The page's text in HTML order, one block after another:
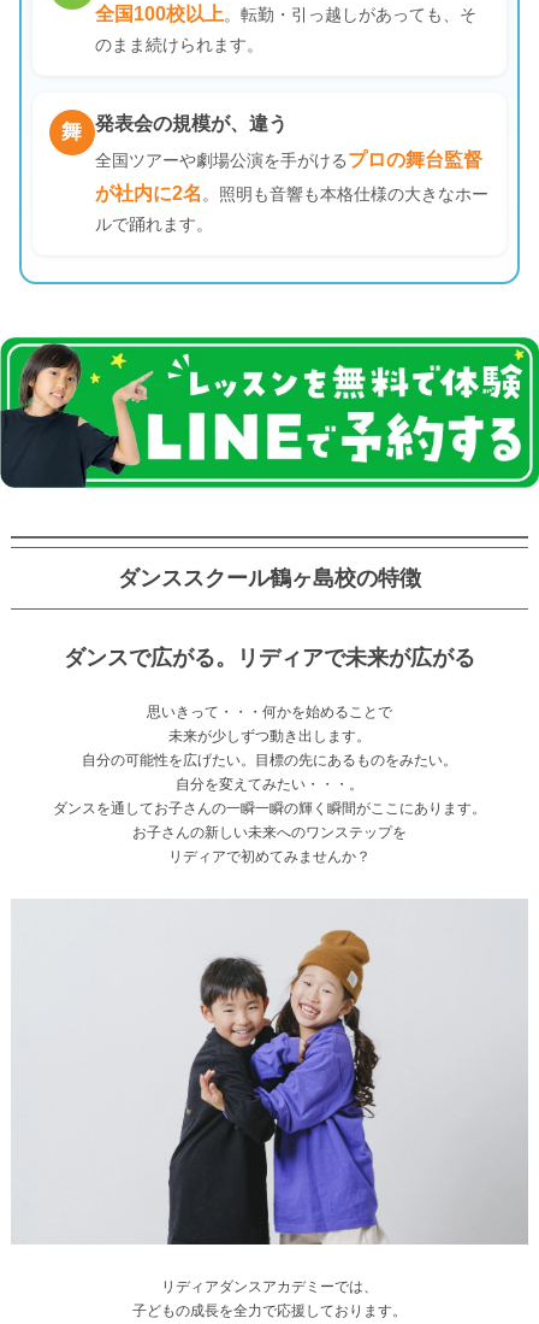
全国100校以上。転勤・引っ越しがあっても、そ
のまま続けられます。
舞 発表会の規模が、違う
全国ツアーや劇場公演を手がける プロの舞台監督
が社内に2名 。照明も音響も本格仕様の大きなホー
ルで踊れます。
ダンススクール鶴ヶ島校の特徴
ダンスで広がる。リディアで未来が広がる
思いきって・・・何かを始めることで
未来が少しずつ動き出します。
自分の可能性を広げたい。目標の先にあるものをみたい。
自分を変えてみたい・・・。
ダンスを通してお子さんの一瞬一瞬の輝く瞬間がここにあります。
お子さんの新しい未来へのワンステップを
リディアで初めてみませんか？
リディアダンスアカデミーでは、
子どもの成長を全力で応援しております。